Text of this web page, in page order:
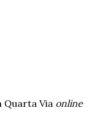
Quarta Via online